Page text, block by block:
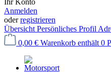
Ihr Konto
Anmelden
oderregistrieren
Übersicht Persönliches Profil
0,00 € Warenkorb enthält 0